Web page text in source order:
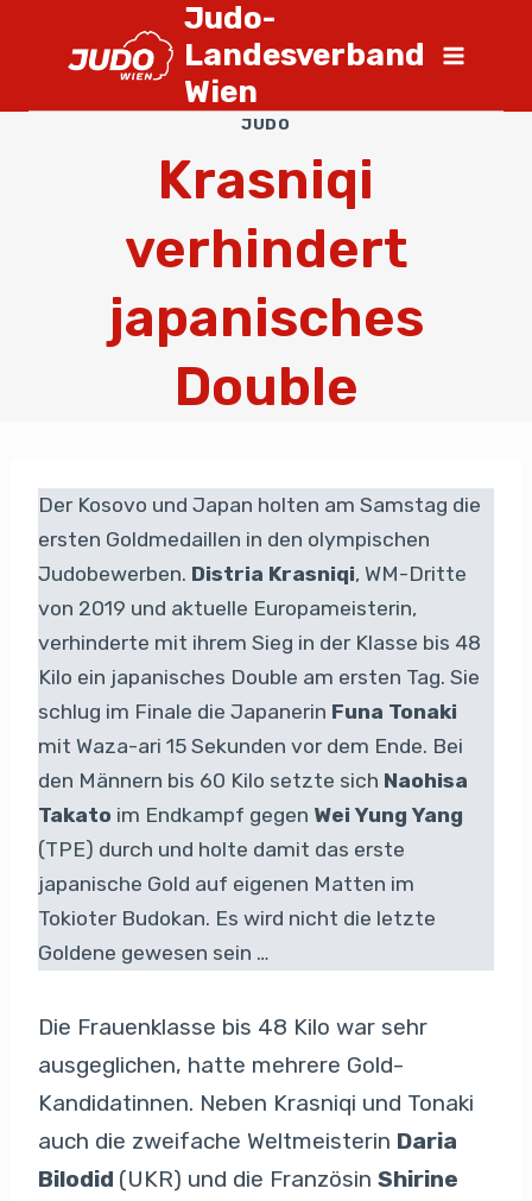
Judo-
Landesverband
Wien
JUDO
Krasniqi
verhindert
japanisches
Double
Der Kosovo und Japan holten am Samstag die
ersten Goldmedaillen in den olympischen
Judobewerben. Distria Krasniqi, WM-Dritte
von 2019 und aktuelle Europameisterin,
verhinderte mit ihrem Sieg in der Klasse bis 48
Kilo ein japanisches Double am ersten Tag. Sie
schlug im Finale die Japanerin Funa Tonaki
mit Waza-ari 15 Sekunden vor dem Ende. Bei
den Männern bis 60 Kilo setzte sich Naohisa
Takato im Endkampf gegen Wei Yung Yang
(TPE) durch und holte damit das erste
japanische Gold auf eigenen Matten im
Tokioter Budokan. Es wird nicht die letzte
Goldene gewesen sein …
Die Frauenklasse bis 48 Kilo war sehr
ausgeglichen, hatte mehrere Gold-
Kandidatinnen. Neben Krasniqi und Tonaki
auch die zweifache Weltmeisterin Daria
Bilodid (UKR) und die Französin Shirine